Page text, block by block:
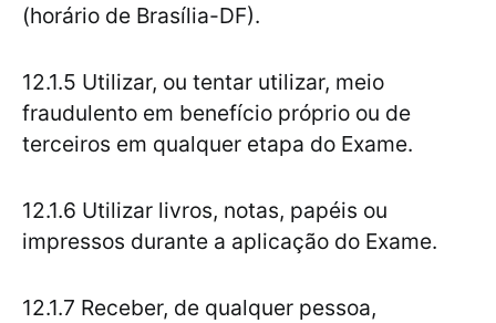
(horário de Brasília-DF).
12.1.5 Utilizar, ou tentar utilizar, meio
fraudulento em benefício próprio ou de
terceiros em qualquer etapa do Exame.
12.1.6 Utilizar livros, notas, papéis ou
impressos durante a aplicação do Exame.
12.1.7 Receber, de qualquer pessoa,